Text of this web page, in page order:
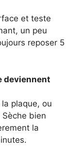
et teste
un peu
reposer 5
deviennent
plaque, ou
Sèche bien
la